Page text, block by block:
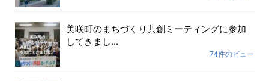
美咲町のまちづくり共創ミーティングに参加
してきまし...
74件のビュー